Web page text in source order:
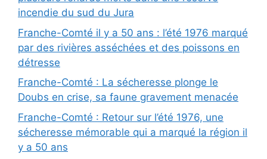
incendie du sud du Jura
Franche-Comté il y a 50 ans : l’été 1976 marqué
par des rivières asséchées et des poissons en
détresse
Franche-Comté : La sécheresse plonge le
Doubs en crise, sa faune gravement menacée
Franche-Comté : Retour sur l’été 1976, une
sécheresse mémorable qui a marqué la région il
y a 50 ans